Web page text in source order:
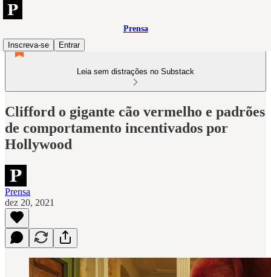
Prensa
Inscreva-se
Entrar
Leia sem distrações no Substack
Clifford o gigante cão vermelho e padrões
de comportamento incentivados por
Hollywood
Prensa
dez 20, 2021